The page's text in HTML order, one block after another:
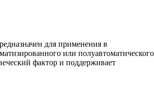
для применения в
или полуавтоматического
фактор и поддерживает